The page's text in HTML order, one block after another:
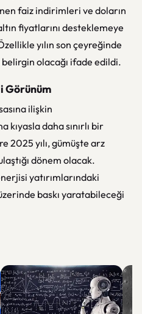
faiz indirimleri ve doların
fiyatlarını desteklemeye
yılın son çeyreğinde
olacağı ifade edildi.
Görünüm
ilişkin
daha sınırlı bir
2025 yılı, gümüşte arz
dönem olacak.
yatırımlarındaki
baskı yaratabileceği